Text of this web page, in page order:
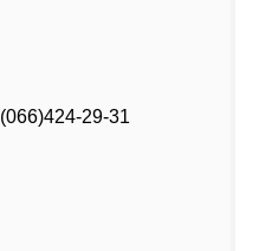
(066)424-29-31